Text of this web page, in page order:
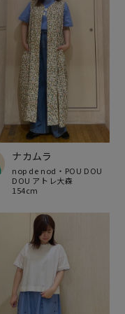
ナカムラ
nop de nod・POU DOU
DOU アトレ大森
154cm